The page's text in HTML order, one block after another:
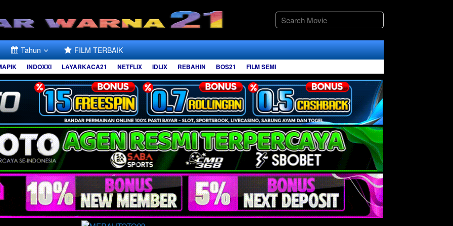
Tahun FILM TERBAIK
INDOXXI LAYARKACA21 NETFLIX IDLIX REBAHIN BOS21 FILM SEMI